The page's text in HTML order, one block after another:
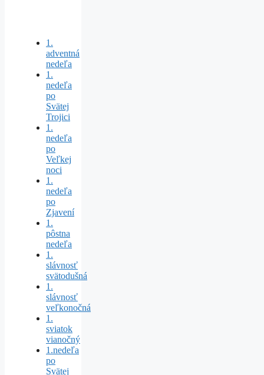
1.
adventná
nedeľa
1.
nedeľa
po
Svätej
Trojici
1.
nedeľa
po
Veľkej
noci
1.
nedeľa
po
Zjavení
1.
pôstna
nedeľa
1.
slávnosť
svätodušná
1.
slávnosť
veľkonočná
1.
sviatok
vianočný
1.nedeľa
po
Svätej